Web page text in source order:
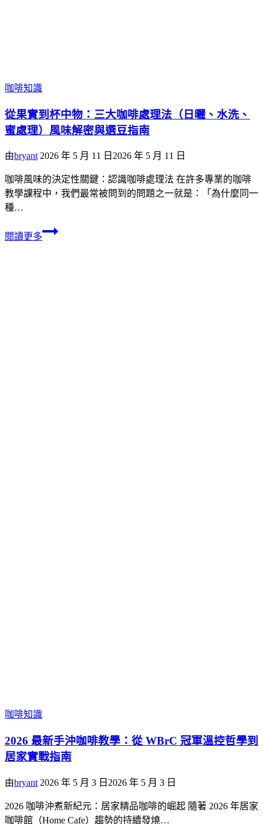
咖啡知識
從果實到杯中物：三大咖啡處理法（日曬、水洗、
蜜處理）風味解密與選豆指南
由bryant 2026 年 5 月 11 日 2026 年 5 月 11 日
咖啡風味的決定性關鍵：認識咖啡處理法 在許多專業的咖啡
教學課程中，我們最常被問到的問題之一就是：「為什麼同一
種…
閱讀更多
咖啡知識
2026 最新手沖咖啡教學：從 WBrC 冠軍溫控哲學到
居家實戰指南
由bryant 2026 年 5 月 3 日 2026 年 5 月 3 日
2026 咖啡沖煮新紀元：居家精品咖啡的崛起 隨著 2026 年居家
咖啡館（Home Cafe）趨勢的持續發燒…